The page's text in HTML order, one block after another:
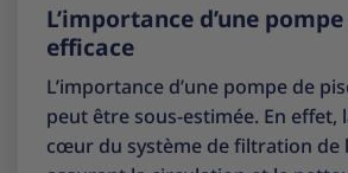
L’importance d’une
efficace
L’importance d’une pompe de
peut être sous-estimée. En effet,
cœur du système de filtration de